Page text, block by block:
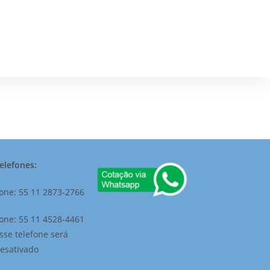
55 11 2873-2766
55 11 4528-4461
telefone será